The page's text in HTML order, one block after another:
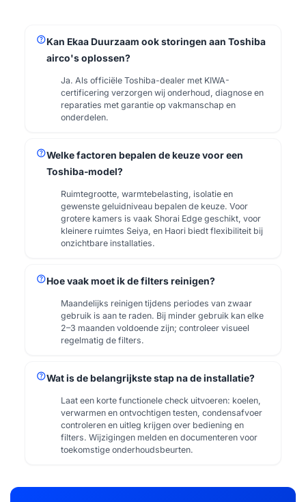
helpKan Ekaa Duurzaam ook storingen aan Toshiba
airco's oplossen?
Ja. Als officiële Toshiba-dealer met KIWA-
certificering verzorgen wij onderhoud, diagnose en
reparaties met garantie op vakmanschap en
onderdelen.
helpWelke factoren bepalen de keuze voor een
Toshiba-model?
Ruimtegrootte, warmtebelasting, isolatie en
gewenste geluidniveau bepalen de keuze. Voor
grotere kamers is vaak Shorai Edge geschikt, voor
kleinere ruimtes Seiya, en Haori biedt flexibiliteit bij
onzichtbare installaties.
helpHoe vaak moet ik de filters reinigen?
Maandelijks reinigen tijdens periodes van zwaar
gebruik is aan te raden. Bij minder gebruik kan elke
2–3 maanden voldoende zijn; controleer visueel
regelmatig de filters.
helpWat is de belangrijkste stap na de installatie?
Laat een korte functionele check uitvoeren: koelen,
verwarmen en ontvochtigen testen, condensafvoer
controleren en uitleg krijgen over bediening en
filters. Wijzigingen melden en documenteren voor
toekomstige onderhoudsbeurten.